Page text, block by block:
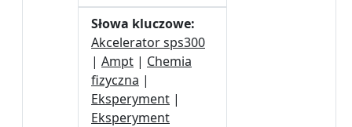
Słowa kluczowe:
Akcelerator sps300
| Ampt | Chemia
fizyczna |
Eksperyment |
Eksperyment